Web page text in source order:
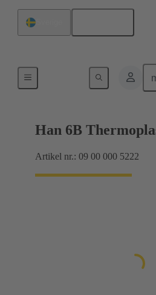
Låsningssystem
Han 6B
Artikel nr.: 09 00 000 5222